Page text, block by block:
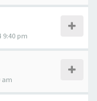
9:40 pm
am